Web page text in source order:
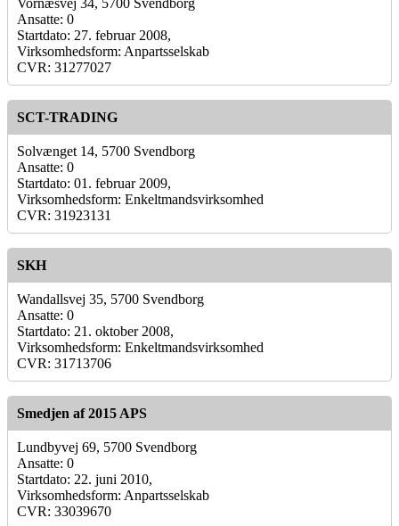
Vornæsvej 34, 5700 Svendborg
Ansatte: 0
Startdato: 27. februar 2008,
Virksomhedsform: Anpartsselskab
CVR: 31277027
SCT-TRADING
Solvænget 14, 5700 Svendborg
Ansatte: 0
Startdato: 01. februar 2009,
Virksomhedsform: Enkeltmandsvirksomhed
CVR: 31923131
SKH
Wandallsvej 35, 5700 Svendborg
Ansatte: 0
Startdato: 21. oktober 2008,
Virksomhedsform: Enkeltmandsvirksomhed
CVR: 31713706
Smedjen af 2015 APS
Lundbyvej 69, 5700 Svendborg
Ansatte: 0
Startdato: 22. juni 2010,
Virksomhedsform: Anpartsselskab
CVR: 33039670